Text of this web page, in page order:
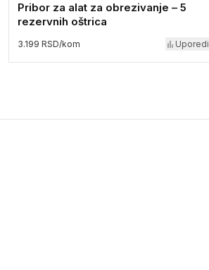
Pribor za alat za obrezivanje – 5
rezervnih oštrica
3.199 RSD/kom Uporedi